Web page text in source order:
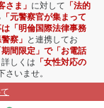
さま」 に対して 「法的
「元警察官が集まって
は「明倫国際法律事務
察」 と連携してお
期間限定」で「お電話
しくは 「女性対応の
さいませ。